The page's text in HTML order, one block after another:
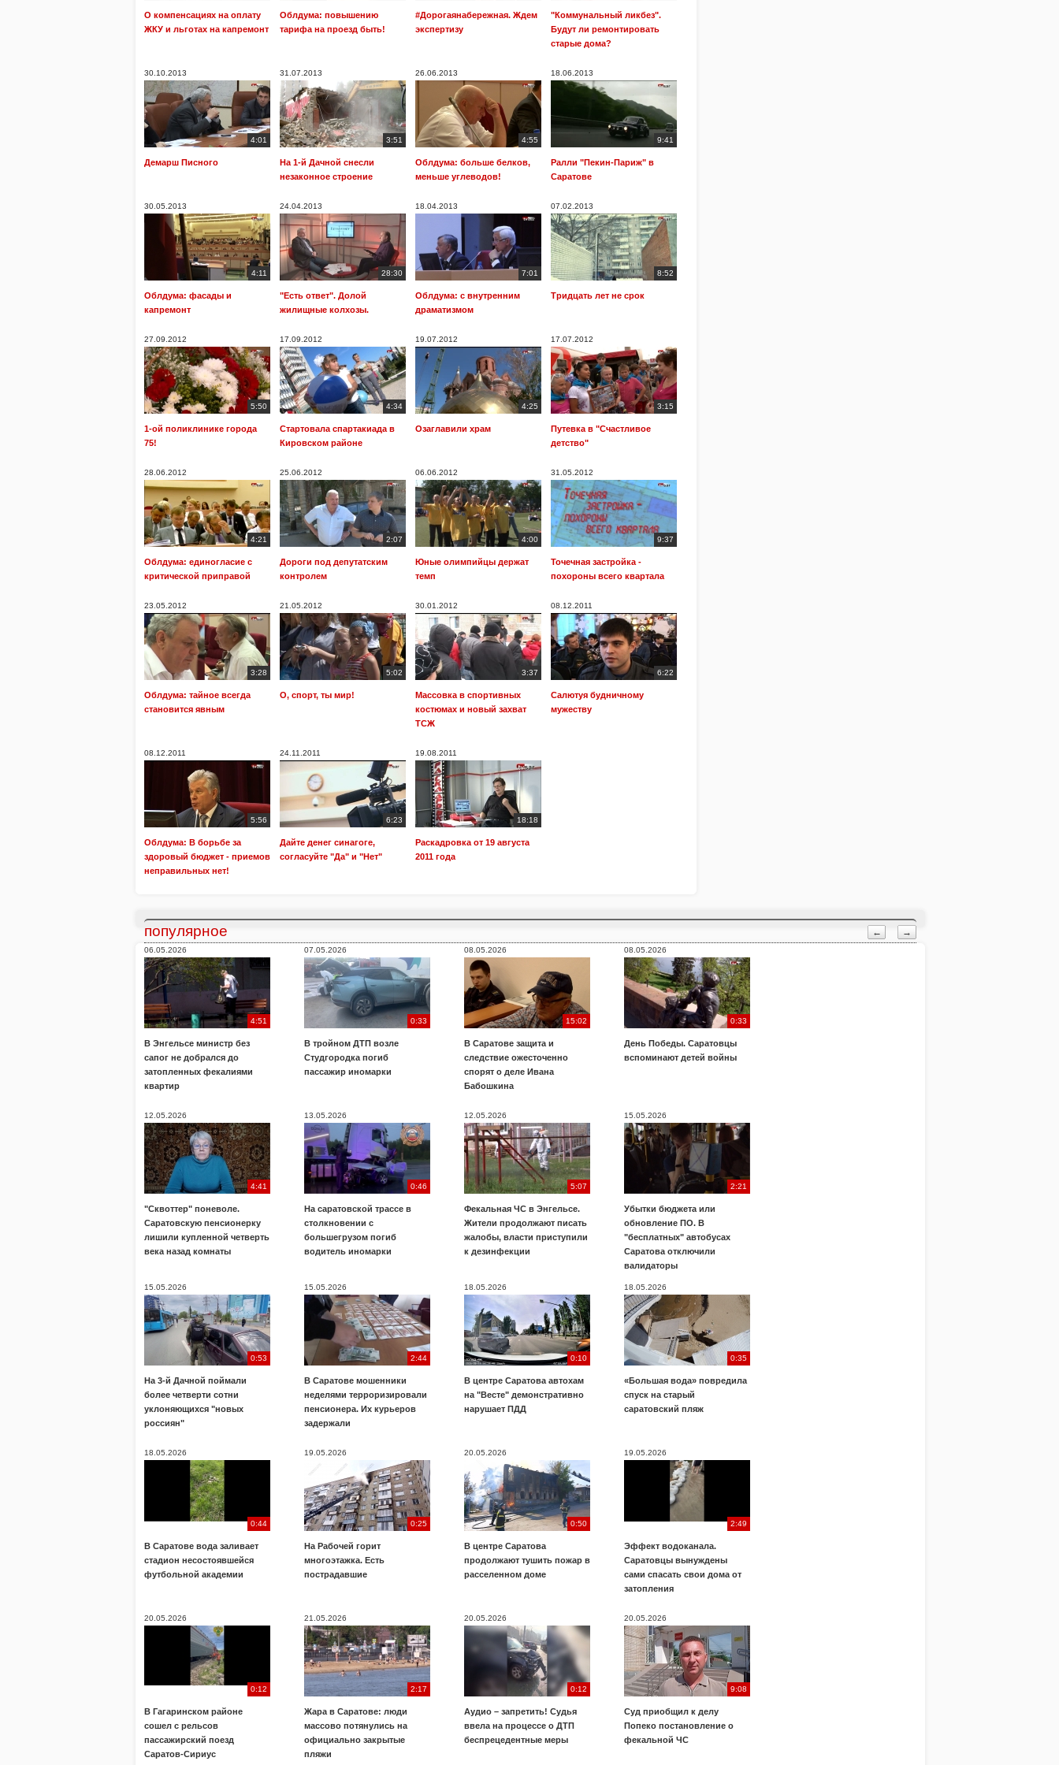
О компенсациях на оплату
ЖКУ и льготах на капремонт
Облдума: повышению
тарифа на проезд быть!
#Дорогаянабережная. Ждем
экспертизу
"Коммунальный ликбез".
Будут ли ремонтировать
старые дома?
30.10.2013
4:01
Демарш Писного
31.07.2013
3:51
На 1-й Дачной снесли
незаконное строение
26.06.2013
4:55
Облдума: больше белков,
меньше углеводов!
18.06.2013
9:41
Ралли "Пекин-Париж" в
Саратове
30.05.2013
4:11
Облдума: фасады и
капремонт
24.04.2013
28:30
"Есть ответ". Долой
жилищные колхозы.
18.04.2013
7:01
Облдума: с внутренним
драматизмом
07.02.2013
8:52
Тридцать лет не срок
27.09.2012
5:50
1-ой поликлинике города
75!
17.09.2012
4:34
Стартовала спартакиада в
Кировском районе
19.07.2012
4:25
Озаглавили храм
17.07.2012
3:15
Путевка в "Счастливое
детство"
28.06.2012
4:21
Облдума: единогласие с
критической приправой
25.06.2012
2:07
Дороги под депутатским
контролем
06.06.2012
4:00
Юные олимпийцы держат
темп
31.05.2012
9:37
Точечная застройка -
похороны всего квартала
23.05.2012
3:28
Облдума: тайное всегда
становится явным
21.05.2012
5:02
О, спорт, ты мир!
30.01.2012
3:37
Массовка в спортивных
костюмах и новый захват
ТСЖ
08.12.2011
6:22
Салютуя будничному
мужеству
08.12.2011
5:56
Облдума: В борьбе за
здоровый бюджет - приемов
неправильных нет!
24.11.2011
6:23
Дайте денег синагоге,
согласуйте "Да" и "Нет"
19.08.2011
18:18
Раскадровка от 19 августа
2011 года
← →
популярное
06.05.2026
4:51
В Энгельсе министр без
сапог не добрался до
затопленных фекалиями
квартир
07.05.2026
0:33
В тройном ДТП возле
Студгородка погиб
пассажир иномарки
08.05.2026
15:02
В Саратове защита и
следствие ожесточенно
спорят о деле Ивана
Бабошкина
08.05.2026
0:33
День Победы. Саратовцы
вспоминают детей войны
12.05.2026
4:41
"Сквоттер" поневоле.
Саратовскую пенсионерку
лишили купленной четверть
века назад комнаты
13.05.2026
0:46
На саратовской трассе в
столкновении с
большегрузом погиб
водитель иномарки
12.05.2026
5:07
Фекальная ЧС в Энгельсе.
Жители продолжают писать
жалобы, власти приступили
к дезинфекции
15.05.2026
2:21
Убытки бюджета или
обновление ПО. В
"бесплатных" автобусах
Саратова отключили
валидаторы
15.05.2026
0:53
На 3-й Дачной поймали
более четверти сотни
уклоняющихся "новых
россиян"
15.05.2026
2:44
В Саратове мошенники
неделями терроризировали
пенсионера. Их курьеров
задержали
18.05.2026
0:10
В центре Саратова автохам
на "Весте" демонстративно
нарушает ПДД
18.05.2026
0:35
«Большая вода» повредила
спуск на старый
саратовский пляж
18.05.2026
0:44
В Саратове вода заливает
стадион несостоявшейся
футбольной академии
19.05.2026
0:25
На Рабочей горит
многоэтажка. Есть
пострадавшие
20.05.2026
0:50
В центре Саратова
продолжают тушить пожар в
расселенном доме
19.05.2026
2:49
Эффект водоканала.
Саратовцы вынуждены
сами спасать свои дома от
затопления
20.05.2026
0:12
В Гагаринском районе
сошел с рельсов
пассажирский поезд
Саратов-Сириус
21.05.2026
2:17
Жара в Саратове: люди
массово потянулись на
официально закрытые
пляжи
20.05.2026
0:12
Аудио – запретить! Судья
ввела на процессе о ДТП
беспрецедентные меры
20.05.2026
9:08
Суд приобщил к делу
Попеко постановление о
фекальной ЧС